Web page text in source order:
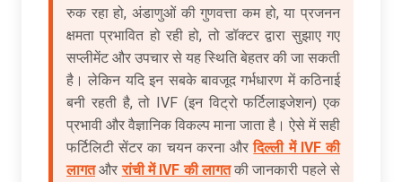
रुक रहा हो, अंडाणुओं की गुणवत्ता कम हो, या प्रजनन
क्षमता प्रभावित हो रही हो, तो डॉक्टर द्वारा सुझाए गए
सप्लीमेंट और उपचार से यह स्थिति बेहतर की जा सकती
है। लेकिन यदि इन सबके बावजूद गर्भधारण में कठिनाई
बनी रहती है, तो IVF (इन विट्रो फर्टिलाइजेशन) एक
प्रभावी और वैज्ञानिक विकल्प माना जाता है। ऐसे में सही
फर्टिलिटी सेंटर का चयन करना औरदिल्ली में IVF की
लागतऔररांची में IVF की लागतकी जानकारी पहले से